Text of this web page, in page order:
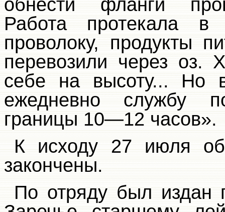
Работа протекала в
проволоку, продукты
перевозили через оз.
себе на высоту... Но
ежедневно службу
границы 10—12 часов».
К исходу 27 июля
закончены.
По отряду был издан